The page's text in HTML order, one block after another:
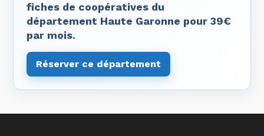
fiches de coopératives du
département Haute Garonne pour 39€
par mois.
Réserver ce département